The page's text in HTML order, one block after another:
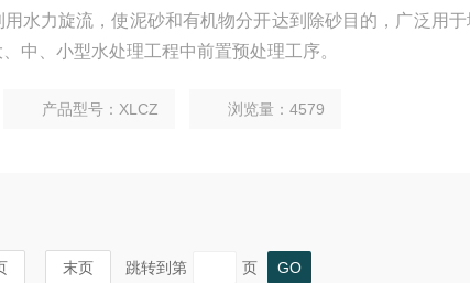
水力旋流，使泥砂和有机物分开达到除砂目的，广泛用
中、小型水处理工程中前置预处理工序。
产品型号：XLCZ 浏览量：4579
末页 跳转到第 页